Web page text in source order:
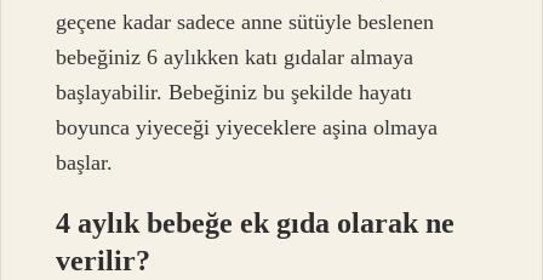
geçene kadar sadece anne sütüyle beslenen
bebeğiniz 6 aylıkken katı gıdalar almaya
başlayabilir. Bebeğiniz bu şekilde hayatı
boyunca yiyeceği yiyeceklere aşina olmaya
başlar.
4 aylık bebeğe ek gıda olarak ne
verilir?